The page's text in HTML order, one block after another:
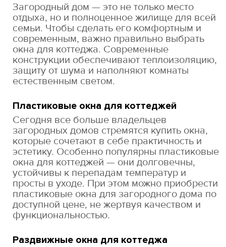
Загородный дом — это не только место
отдыха, но и полноценное жилище для всей
семьи. Чтобы сделать его комфортным и
современным, важно правильно выбрать
окна для коттеджа. Современные
конструкции обеспечивают теплоизоляцию,
защиту от шума и наполняют комнаты
естественным светом.
Пластиковые окна для коттеджей
Сегодня все больше владельцев
загородных домов стремятся купить окна,
которые сочетают в себе практичность и
эстетику. Особенно популярны пластиковые
окна для коттеджей — они долговечны,
устойчивы к перепадам температур и
просты в уходе. При этом можно приобрести
пластиковые окна для загородного дома по
доступной цене, не жертвуя качеством и
функциональностью.
Раздвижные окна для коттеджа